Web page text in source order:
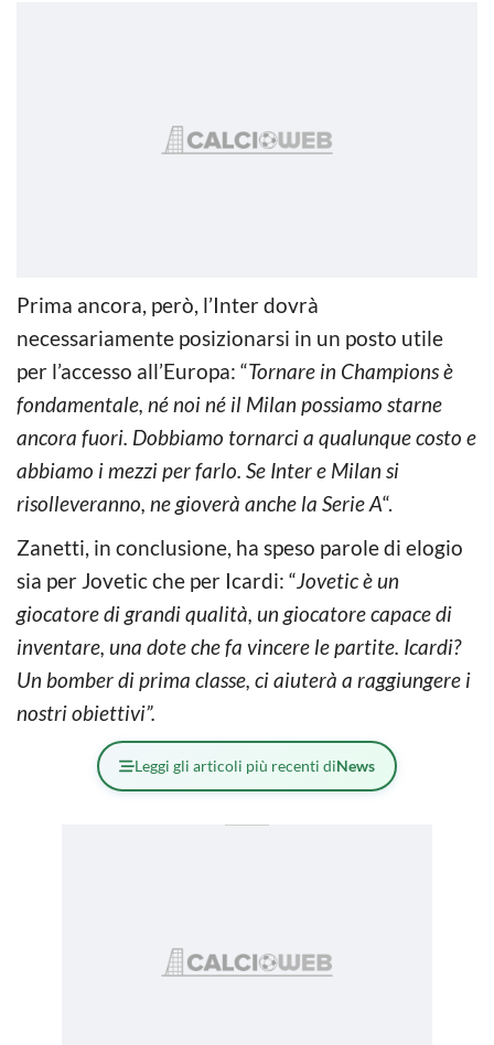
Prima ancora, però, l’Inter dovrà
necessariamente posizionarsi in un posto utile
per l’accesso all’Europa: “Tornare in Champions è
fondamentale, né noi né il Milan possiamo starne
ancora fuori. Dobbiamo tornarci a qualunque costo e
abbiamo i mezzi per farlo. Se Inter e Milan si
risolleveranno, ne gioverà anche la Serie A“.
Zanetti, in conclusione, ha speso parole di elogio
sia per Jovetic che per Icardi: “Jovetic è un
giocatore di grandi qualità, un giocatore capace di
inventare, una dote che fa vincere le partite. Icardi?
Un bomber di prima classe, ci aiuterà a raggiungere i
nostri obiettivi”.
Leggi gli articoli più recenti diNews